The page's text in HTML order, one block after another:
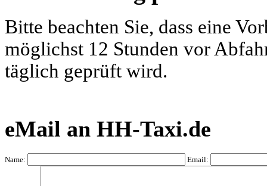
Bitte beachten Sie, dass eine
möglichst 12 Stunden vor
täglich geprüft wird.
eMail an HH-Taxi.de
Name: Email: